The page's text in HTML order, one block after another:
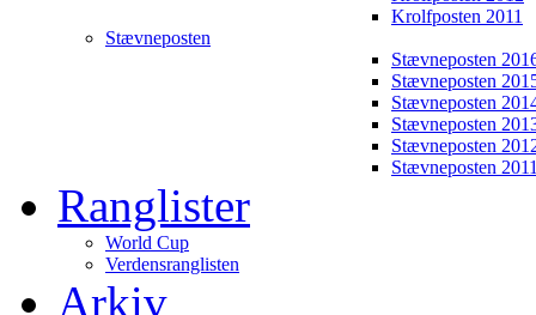
Krolfposten 2011
Stævneposten
Stævneposten
Stævneposten
Stævneposten
Stævneposten
Stævneposten
Stævneposten
Ranglister
World Cup
Verdensranglisten
Arkiv